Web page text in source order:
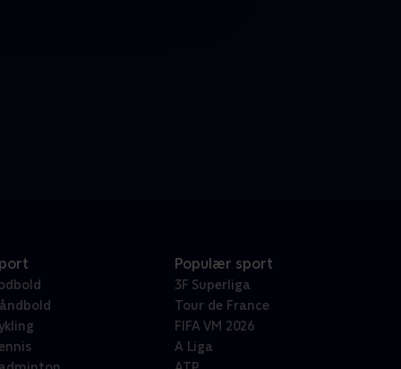
Populær sport
3F Superliga
Tour de France
FIFA VM 2026
A Liga